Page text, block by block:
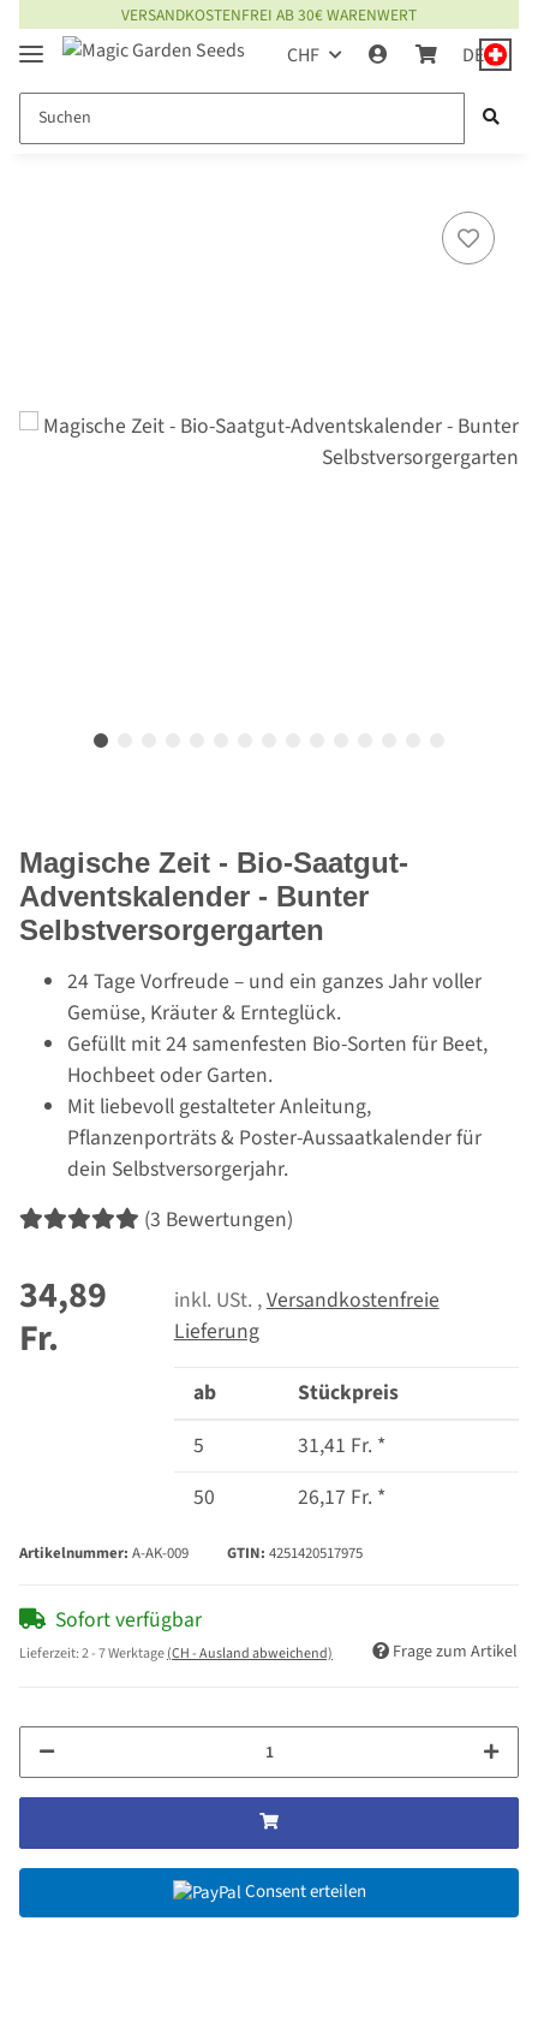
VERSANDKOSTENFREI AB 30€ WARENWERT
CHF DE
Magische Zeit - Bio-Saatgut-
Adventskalender - Bunter
Selbstversorgergarten
24 Tage Vorfreude – und ein ganzes Jahr voller
Gemüse, Kräuter & Ernteglück.
Gefüllt mit 24 samenfesten Bio-Sorten für Beet,
Hochbeet oder Garten.
Mit liebevoll gestalteter Anleitung,
Pflanzenporträts & Poster-Aussaatkalender für
dein Selbstversorgerjahr.
(3 Bewertungen)
34,89
Fr.
inkl. USt. ,Versandkostenfreie
Lieferung
ab
Stückpreis
5
31,41 Fr. *
50
26,17 Fr. *
Artikelnummer: A-AK-009 GTIN: 4251420517975
Sofort verfügbar
Lieferzeit:2 - 7 Werktage(CH - Ausland abweichend) Frage zum Artikel
Consent erteilen